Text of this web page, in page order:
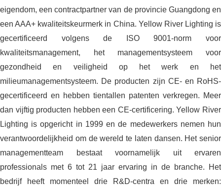
eigendom, een contractpartner van de provincie Guangdong en
een AAA+ kwaliteitskeurmerk in China. Yellow River Lighting is
gecertificeerd volgens de ISO 9001-norm voor
kwaliteitsmanagement, het managementsysteem voor
gezondheid en veiligheid op het werk en het
milieumanagementsysteem. De producten zijn CE- en RoHS-
gecertificeerd en hebben tientallen patenten verkregen. Meer
dan vijftig producten hebben een CE-certificering. Yellow River
Lighting is opgericht in 1999 en de medewerkers nemen hun
verantwoordelijkheid om de wereld te laten dansen. Het senior
managementteam bestaat voornamelijk uit ervaren
professionals met 6 tot 21 jaar ervaring in de branche. Het
bedrijf heeft momenteel drie R&D-centra en drie merken: